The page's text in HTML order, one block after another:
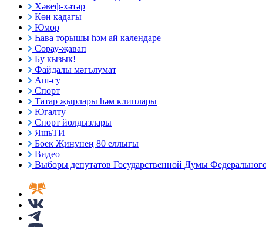
Хәвеф-хәтәр
Көн кадагы
Юмор
Һава торышы һәм ай календаре
Сорау-җавап
Бу кызык!
Файдалы мәгълүмат
Аш-су
Спорт
Татар җырлары һәм клиплары
Югалту
Спорт йолдызлары
ЯшьТИ
Бөек Җиңүнең 80 еллыгы
Видео
Выборы депутатов Государственной Думы